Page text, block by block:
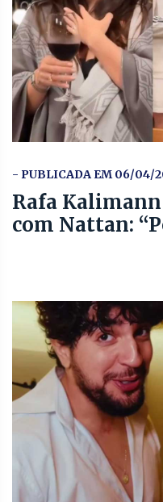
- PUBLICADA EM 06/04/
Rafa
com Nattan: